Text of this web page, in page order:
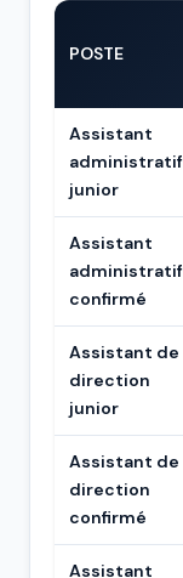
POSTE
Assistant
administratif
junior
Assistant
administratif
confirmé
Assistant de
direction
junior
Assistant de
direction
confirmé
Assistant